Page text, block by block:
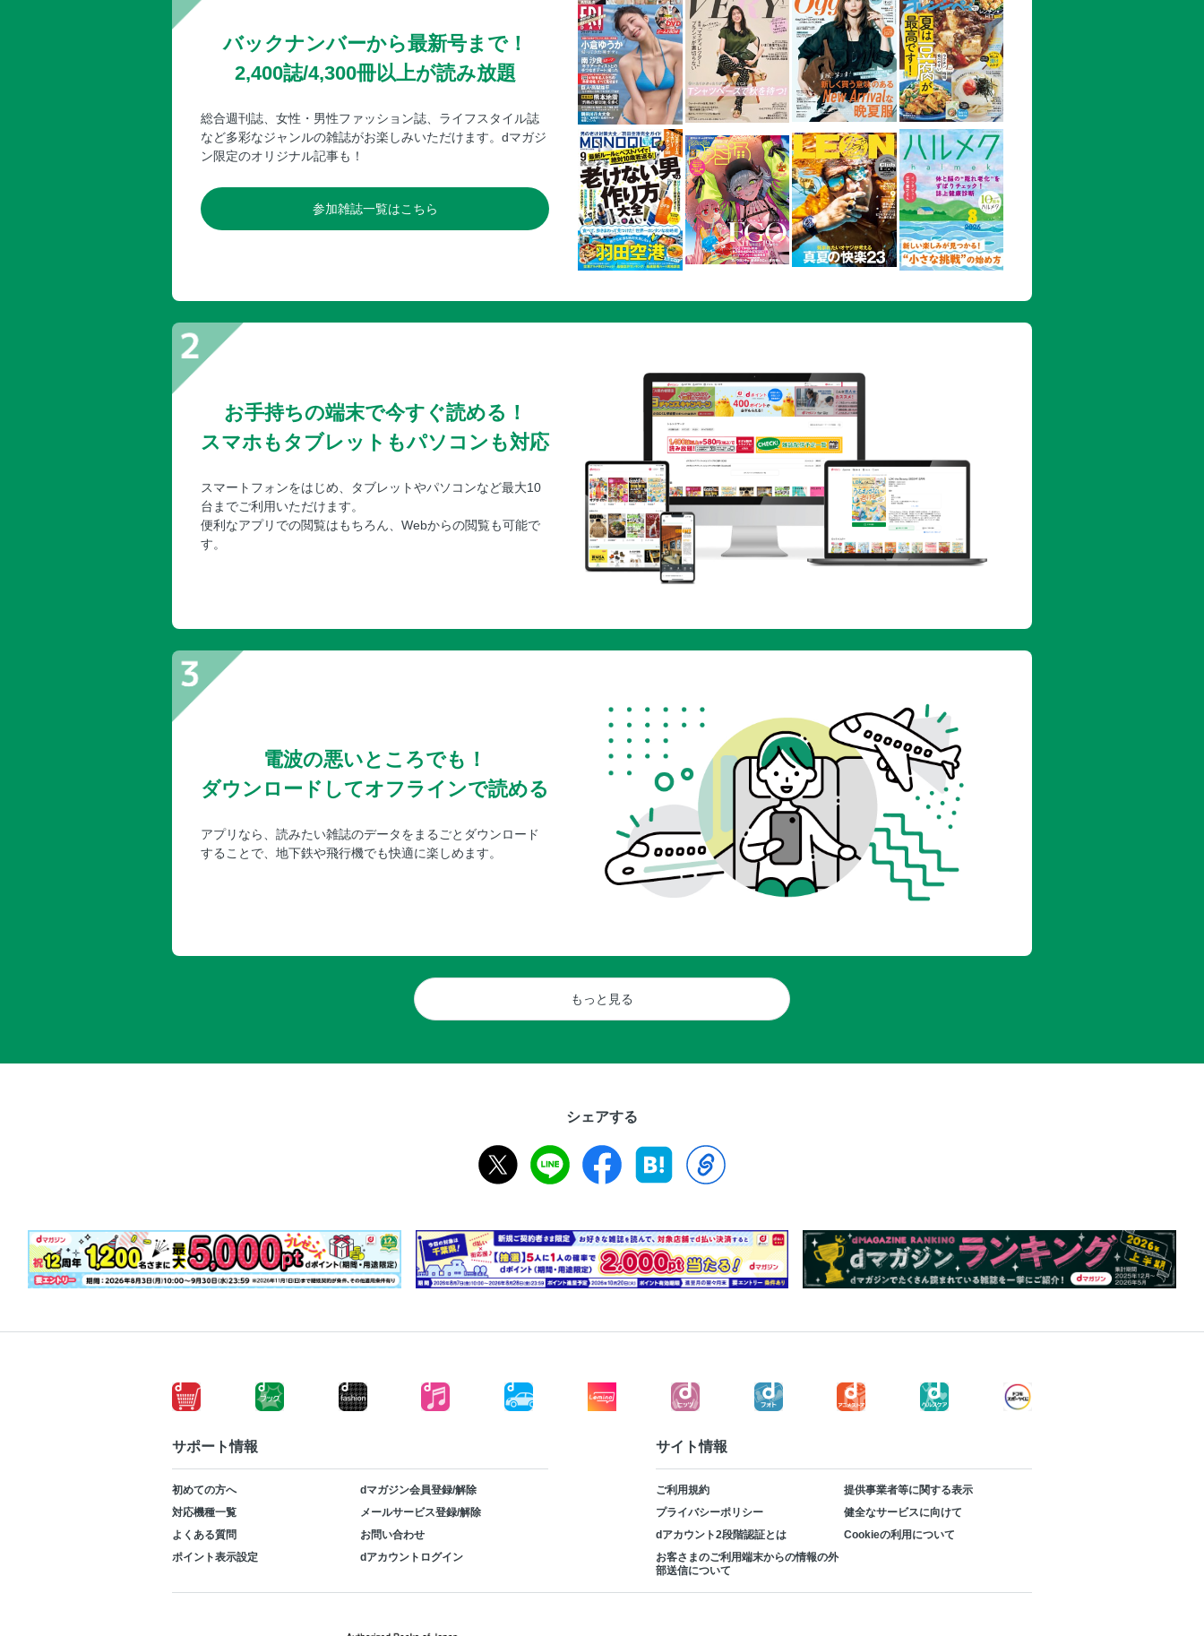
バックナンバーから最新号まで！
2,400誌/4,300冊以上が読み放題
総合週刊誌、女性・男性ファッション誌、ライフスタイル誌
など多彩なジャンルの雑誌がお楽しみいただけます。dマガジ
ン限定のオリジナル記事も！
参加雑誌一覧はこちら
お手持ちの端末で今すぐ読める！
スマホもタブレットもパソコンも対応
スマートフォンをはじめ、タブレットやパソコンなど最大10
台までご利用いただけます。
便利なアプリでの閲覧はもちろん、Webからの閲覧も可能で
す。
電波の悪いところでも！
ダウンロードしてオフラインで読める
アプリなら、読みたい雑誌のデータをまるごとダウンロード
することで、地下鉄や飛行機でも快適に楽しめます。
もっと見る
シェアする
サポート情報
初めての方へ
dマガジン会員登録/解除
対応機種一覧
メールサービス登録/解除
よくある質問
お問い合わせ
ポイント表示設定
dアカウントログイン
サイト情報
ご利用規約
提供事業者等に関する表示
プライバシーポリシー
健全なサービスに向けて
dアカウント2段階認証とは
Cookieの利用について
お客さまのご利用端末からの情報の外
部送信について